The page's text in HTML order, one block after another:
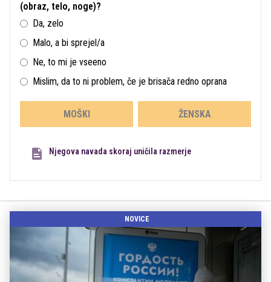
(obraz, telo, noge)?
Da, zelo
Malo, a bi sprejel/a
Ne, to mi je vseeno
Mislim, da to ni problem, če je brisača redno oprana
MOŠKI ŽENSKA
Njegova navada skoraj uničila razmerje
NOVICE